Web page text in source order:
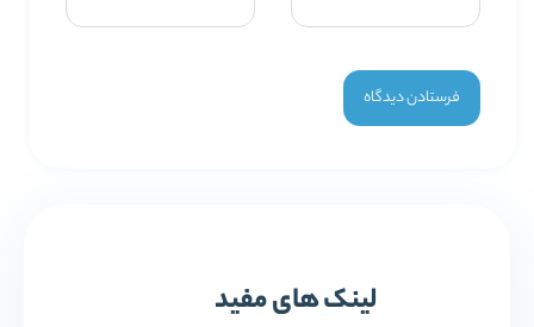
لینک های مفید